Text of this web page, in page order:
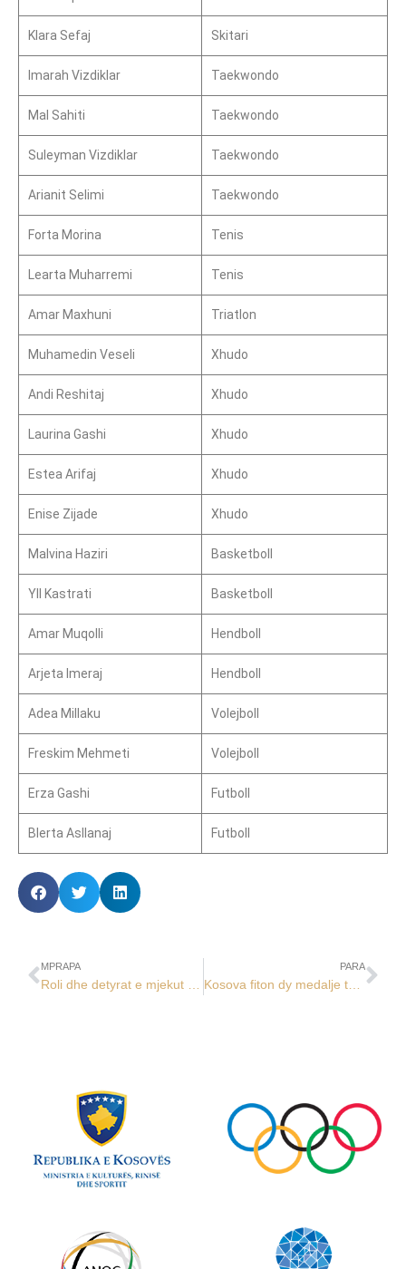
Klara Sefaj Skitari
Imarah Vizdiklar Taekwondo
Mal Sahiti Taekwondo
Suleyman Vizdiklar Taekwondo
Arianit Selimi Taekwondo
Forta Morina Tenis
Learta Muharremi Tenis
Amar Maxhuni Triatlon
Muhamedin Veseli Xhudo
Andi Reshitaj Xhudo
Laurina Gashi Xhudo
Estea Arifaj Xhudo
Enise Zijade Xhudo
Malvina Haziri Basketboll
Yll Kastrati Basketboll
Amar Muqolli Hendboll
Arjeta Imeraj Hendboll
Adea Millaku Volejboll
Freskim Mehmeti Volejboll
Erza Gashi Futboll
Blerta Asllanaj Futboll
MPRAPA PARA
Kosova fiton dy medalje të bronzta në Evropianin e karatesë